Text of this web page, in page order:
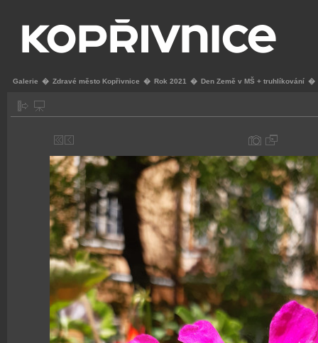
Galerie � Zdravé město Kopřivnice � Rok 2021 � Den Země v MŠ + truhlíkování �